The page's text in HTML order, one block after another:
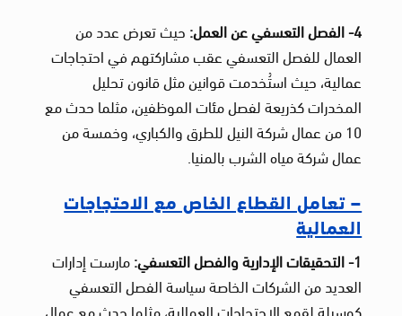
4- الفصل التعسفي عن العمل:
حيث تعرض عدد من
العمال للفصل التعسفي عقب مشاركتهم في احتجاجات
عمالية، حيث استُخدمت قوانين مثل قانون تحليل
المخدرات كذريعة لفصل مئات الموظفين، مثلما حدث مع
10 من عمال شركة النيل للطرق والكباري، وخمسة من
عمال شركة مياه الشرب بالمنيا.
– تعامل القطاع الخاص مع الاحتجاجات
العمالية
1- التحقيقات الإدارية والفصل التعسفي:
مارست إدارات
العديد من الشركات الخاصة سياسة الفصل التعسفي
كوسيلة لقمع الاحتجاجات العمالية، مثلما حدث مع عمال